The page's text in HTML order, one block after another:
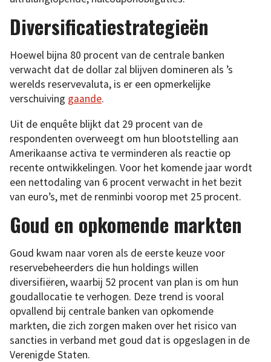
Diversificatiestrategieën
Hoewel bijna 80 procent van de centrale banken
verwacht dat de dollar zal blijven domineren als ’s
werelds reservevaluta, is er een opmerkelijke
verschuiving gaande.
Uit de enquête blijkt dat 29 procent van de
respondenten overweegt om hun blootstelling aan
Amerikaanse activa te verminderen als reactie op
recente ontwikkelingen. Voor het komende jaar wordt
een nettodaling van 6 procent verwacht in het bezit
van euro’s, met de renminbi voorop met 25 procent.
Goud en opkomende markten
Goud kwam naar voren als de eerste keuze voor
reservebeheerders die hun holdings willen
diversifiëren, waarbij 52 procent van plan is om hun
goudallocatie te verhogen. Deze trend is vooral
opvallend bij centrale banken van opkomende
markten, die zich zorgen maken over het risico van
sancties in verband met goud dat is opgeslagen in de
Verenigde Staten.